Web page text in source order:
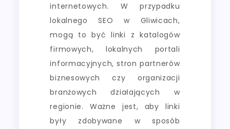
internetowych. W przypadku
lokalnego SEO w Gliwicach,
mogą to być linki z katalogów
firmowych, lokalnych portali
informacyjnych, stron partnerów
biznesowych czy organizacji
branżowych działających w
regionie. Ważne jest, aby linki
były zdobywane w sposób